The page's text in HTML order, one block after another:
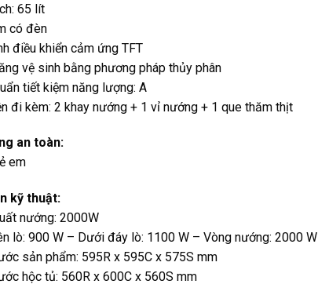
65 lít
có đèn
điều khiển cảm ứng TFT
vệ sinh bằng phương pháp thủy phân
tiết kiệm năng lượng: A
đi kèm: 2 khay nướng + 1 vỉ nướng + 1 que thăm thịt
an toàn:
em
kỹ thuật:
nướng: 2000W
lò: 900 W – Dưới đáy lò: 1100 W – Vòng nướng: 2000 W
sản phẩm: 595R x 595C x 575S mm
hộc tủ: 560R x 600C x 560S mm